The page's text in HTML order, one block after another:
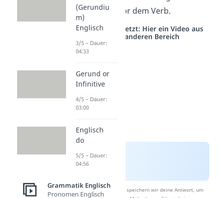
Anfangund vor dem Verb.
Studyflix vernetzt: Hier ein Video aus
einem anderen Bereich
Nach Beantwortung speichern wir deine Antwort, um
(Gerundiu
m)
Englisch
3/5 – Dauer:
04:33
Gerund or
Infinitive
4/5 – Dauer:
03:00
Englisch
do
5/5 – Dauer:
04:56
Grammatik Englisch
Pronomen Englisch